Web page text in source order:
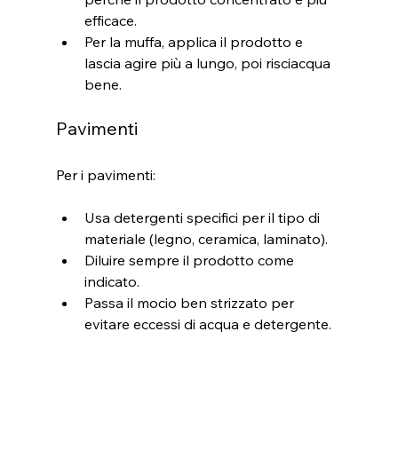
efficace.
Per la muffa, applica il prodotto e
lascia agire più a lungo, poi risciacqua
bene.
Pavimenti
Per i pavimenti:
Usa detergenti specifici per il tipo di
materiale (legno, ceramica, laminato).
Diluire sempre il prodotto come
indicato.
Passa il mocio ben strizzato per
evitare eccessi di acqua e detergente.